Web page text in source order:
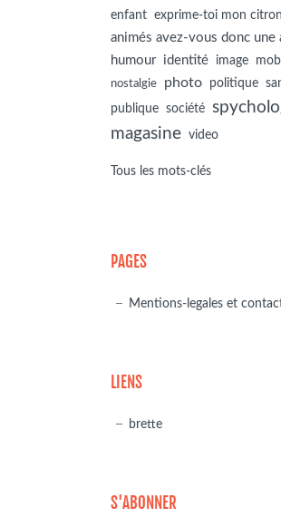
enfant exprime-toi mon citron
animés avez-vous donc une
humour identité image
nostalgie photo politique
publique société
magasine video
Tous les mots-clés
PAGES
Mentions-legales et
LIENS
brette
S'ABONNER